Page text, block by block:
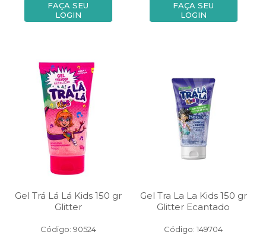
FAÇA SEU
LOGIN
FAÇA SEU
LOGIN
Gel Trá Lá Lá Kids 150 gr
Glitter
Código: 90524
Gel Tra La La Kids 150 gr
Glitter Ecantado
Código: 149704